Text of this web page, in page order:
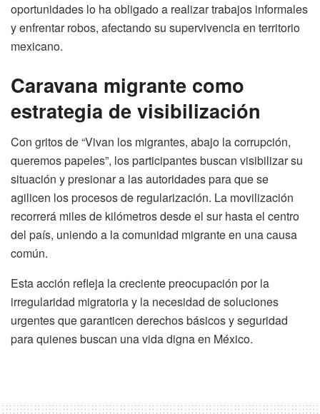
oportunidades lo ha obligado a realizar trabajos informales
y enfrentar robos, afectando su supervivencia en territorio
mexicano.
Caravana migrante como
estrategia de visibilización
Con gritos de “Vivan los migrantes, abajo la corrupción,
queremos papeles”, los participantes buscan visibilizar su
situación y presionar a las autoridades para que se
agilicen los procesos de regularización. La movilización
recorrerá miles de kilómetros desde el sur hasta el centro
del país, uniendo a la comunidad migrante en una causa
común.
Esta acción refleja la creciente preocupación por la
irregularidad migratoria y la necesidad de soluciones
urgentes que garanticen derechos básicos y seguridad
para quienes buscan una vida digna en México.